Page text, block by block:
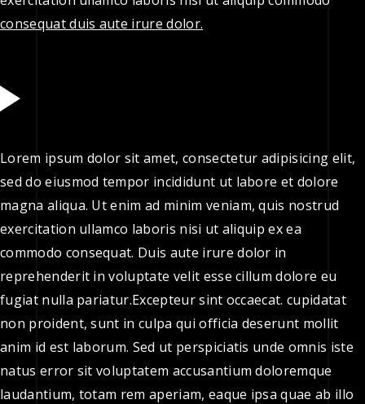
consequat duis aute irure dolor.
Lorem ipsum dolor sit amet, consectetur adipisicing elit,
sed do eiusmod tempor incididunt ut labore et dolore
magna aliqua. Ut enim ad minim veniam, quis nostrud
exercitation ullamco laboris nisi ut aliquip ex ea
commodo consequat. Duis aute irure dolor in
reprehenderit in voluptate velit esse cillum dolore eu
fugiat nulla pariatur.Excepteur sint occaecat. cupidatat
non proident, sunt in culpa qui officia deserunt mollit
anim id est laborum. Sed ut perspiciatis unde omnis iste
natus error sit voluptatem accusantium doloremque
laudantium, totam rem aperiam, eaque ipsa quae ab illo